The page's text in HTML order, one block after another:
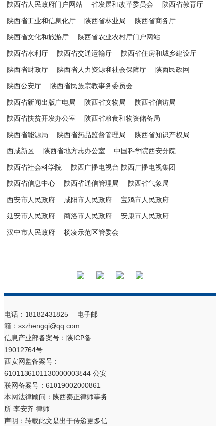
陕西省人民政府门户网站 省发展和改革委员会 陕西省教育厅
陕西省工业和信息化厅 陕西省林业局 陕西省商务厅
陕西省文化和旅游厅 陕西省农业农村厅门户网站
陕西省水利厅 陕西省交通运输厅 陕西省住房和城乡建设厅
陕西省财政厅 陕西省人力资源和社会保障厅 陕西民政网
陕西公安厅 陕西省民族宗教事务委员会
陕西省新闻出版广电局 陕西省文物局 陕西省信访局
陕西省扶贫开发办公室 陕西省粮食和物资储备局
陕西省能源局 陕西省药品监督管理局 陕西省知识产权局
西咸新区 陕西省地方志办公室 中国科学院西安分院
陕西省社会科学院 陕西广播电视台 陕西广播电视集团
陕西省信息中心 陕西省通信管理局 陕西省气象局
西安市人民政府 咸阳市人民政府 宝鸡市人民政府
延安市人民政府 商洛市人民政府 安康市人民政府
汉中市人民政府 杨凌示范区管委会
电话：18182431825 电子邮
箱：sxzhengqi@qq.com
信息产业部备案号： 陕ICP备
19012764号
西安网监备案号：
6101136101130000003844 公安
联网备案号：61019002000861
本网法律顾问：陕西秦正律师事务
所 李安齐 律师
声明：转载此文是出于传递更多信